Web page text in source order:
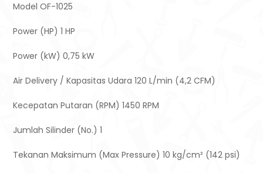
Model OF-1025
Power (HP) 1 HP
Power (kW) 0,75 kW
Air Delivery / Kapasitas Udara 120 L/min (4,2 CFM)
Kecepatan Putaran (RPM) 1450 RPM
Jumlah Silinder (No.) 1
Tekanan Maksimum (Max Pressure) 10 kg/cm² (142 psi)